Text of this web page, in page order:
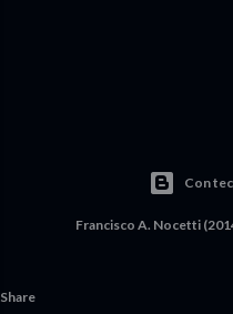
Con
Francisco A. Nocetti
Share